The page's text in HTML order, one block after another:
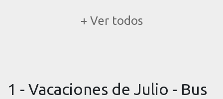
+ Ver todos
1 - Vacaciones de Julio - Bus